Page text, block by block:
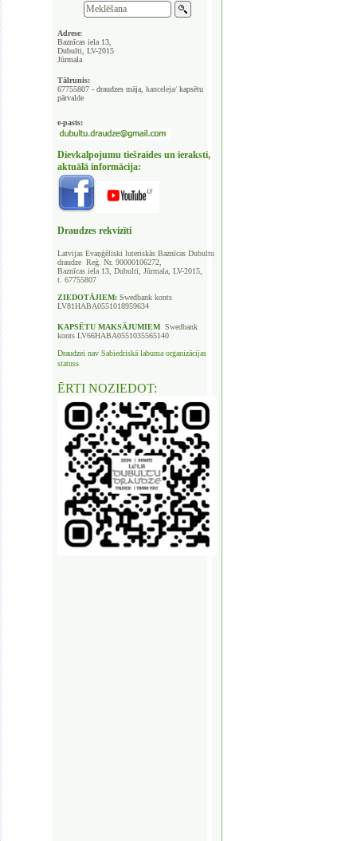
Adrese:
Baznīcas iela 13,
Dubulti, LV-2015
Jūrmala
Tālrunis:
67755807 - draudzes māja, kanceleja/ kapsētu
pārvalde
e-pasts:
Dievkalpojumu tiešraides un ieraksti,
aktuālā informācija:
Draudzes rekvizīti
Latvijas Evaņģēliski luteriskās Baznīcas Dubultu
draudze Reģ. Nr. 90000106272,
Baznīcas iela 13, Dubulti, Jūrmala, LV-2015,
t. 67755807
ZIEDOTĀJIEM: Swedbank konts
LV81HABA0551018959634
KAPSĒTU MAKSĀJUMIEM Swedbank
konts LV66HABA0551035565140
Draudzei nav Sabiedriskā labuma organizācijas
statuss
ĒRTI NOZIEDOT: